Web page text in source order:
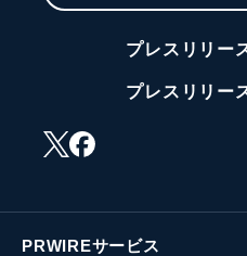
プレスリリー
プレスリリー
PRWIREサービス